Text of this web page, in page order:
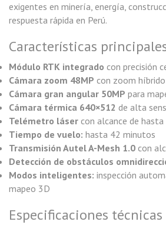
exigentes en minería, energía,
respuesta rápida en Perú.
Características
Módulo RTK integrado con precisión
Cámara zoom 48MP con zoom
Cámara gran angular 50MP para
Cámara térmica 640×512 de alta
Telémetro láser con alcance de hasta
Tiempo de vuelo: hasta 42 minutos
Transmisión Autel A-Mesh 1.0 con
Detección de obstáculos
Modos inteligentes: inspección
mapeo 3D
Especificaciones técnicas